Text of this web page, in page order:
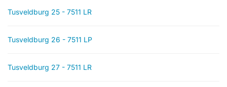
Tusveldburg 25 - 7511 LR
Tusveldburg 26 - 7511 LP
Tusveldburg 27 - 7511 LR